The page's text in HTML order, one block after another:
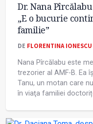
Dr. Nana
„E o bucurie
familie”
DE FLORENTINA IONESCU
Nana Pîrcălabu este
trezorier al AMF-B. Ea
Tanu, un motan care
în viaţa familiei